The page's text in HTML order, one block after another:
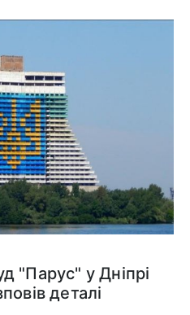
"Парус" у Дніпрі
деталі